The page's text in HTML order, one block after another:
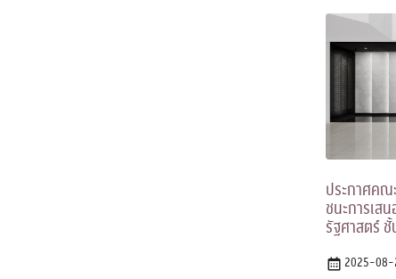
ประกาศคณ
ชนะการเส
รัฐศาสตร์ ชั้
2025-08-